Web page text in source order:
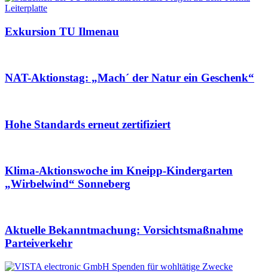
Exkursion TU Ilmenau
NAT-Aktionstag: „Mach´ der Natur ein Geschenk“
Hohe Standards erneut zertifiziert
Klima-Aktionswoche im Kneipp-Kindergarten
„Wirbelwind“ Sonneberg
Aktuelle Bekanntmachung: Vorsichtsmaßnahme
Parteiverkehr